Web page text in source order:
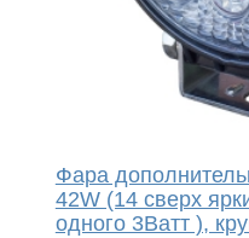
Фара
42W (14 сверх
одного 3Ватт ),